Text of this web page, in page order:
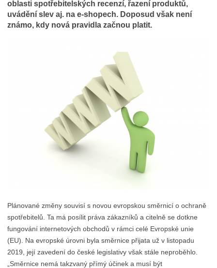
oblasti spotřebitelských recenzí, řazení produktů,
uvádění slev aj. na e-shopech. Doposud však není
známo, kdy nová pravidla začnou platit.
Plánované změny souvisí s novou evropskou směrnicí o ochraně
spotřebitelů. Ta má posílit práva zákazníků a citelně se dotkne
fungování internetových obchodů v rámci celé Evropské unie
(EU). Na evropské úrovni byla směrnice přijata už v listopadu
2019, její zavedení do české legislativy však stále neproběhlo.
„Směrnice nemá takzvaný přímý účinek a musí být